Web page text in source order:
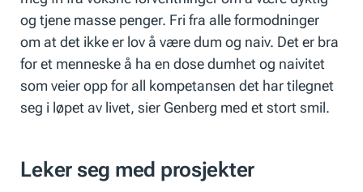
og tjene masse penger. Fri fra alle formodninger
om at det ikke er lov å være dum og naiv. Det er bra
for et menneske å ha en dose dumhet og naivitet
som veier opp for all kompetansen det har tilegnet
seg i løpet av livet, sier Genberg med et stort smil.
Leker seg med prosjekter